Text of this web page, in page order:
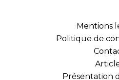
Mentions
Politique de
Présentation